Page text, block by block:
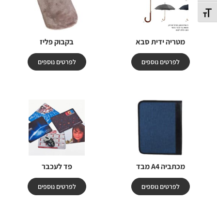
מתג גודל גופן
מטריה ידית סבא
לפרטים נוספים
בקבוק פליז
לפרטים נוספים
מכתביה A4 מבד
לפרטים נוספים
פד לעכבר
לפרטים נוספים